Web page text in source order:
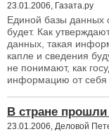
23.01.2006, Газата.ру
Единой базы данных
будет. Как
данных, такая
капле и сведения
не понимают, как
информацию от себя
В стране
23.01.2006, Деловой